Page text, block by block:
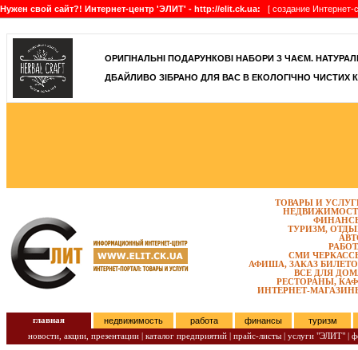
Нужен свой сайт?! Интернет-центр 'ЭЛИТ' - http://elit.ck.ua: [ создание Интернет-
]
ОРИГІНАЛЬНІ ПОДАРУНКОВІ НАБОРИ З ЧАЄМ.
ДБАЙЛИВО ЗІБРАНО ДЛЯ ВАС В ЕКОЛОГІЧНО ЧИСТИХ
ТОВАРЫ И
ТУРИЗМ,
СМИ
АФИША, ЗАКАЗ
ВСЕ ДЛЯ
РЕСТОРАНЫ,
ИНТЕРНЕТ-
главная недвижимость работа финансы
туризм
новости, акции, презентации | каталог предприятий | прайс-листы | услуги "ЭЛИТ" |